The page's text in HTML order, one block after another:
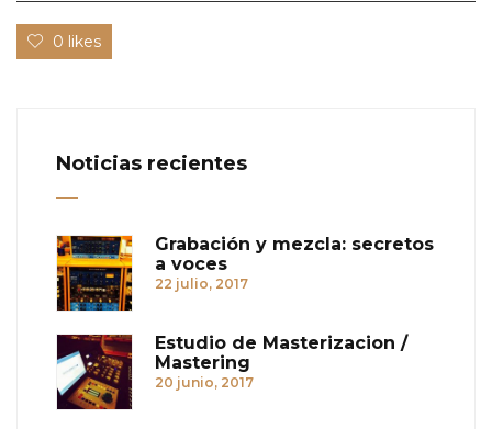
0 likes
Noticias recientes
Grabación y mezcla: secretos
a voces
22 julio, 2017
Estudio de Masterizacion /
Mastering
20 junio, 2017